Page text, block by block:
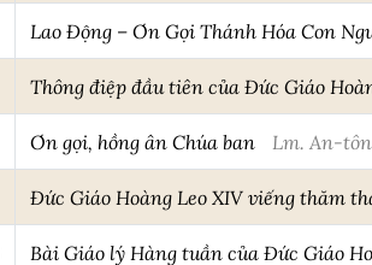
Lao Động – Ơn Gọi Thánh Hóa Con
Thông điệp đầu tiên của Đức Giáo
Ơn gọi, hồng ân Chúa ban Lm. An-
Đức Giáo Hoàng Leo XIV viếng thăm
Bài Giáo lý Hàng tuần của Đức Giáo